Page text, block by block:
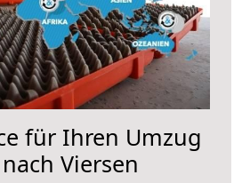
für Ihren Umzug
Viersen